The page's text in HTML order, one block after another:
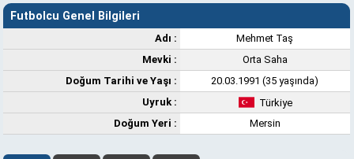
Futbolcu Genel Bilgileri
Adı :
Mehmet Taş
Mevki :
Orta Saha
Doğum Tarihi ve Yaşı :
20.03.1991 (35 yaşında)
Uyruk :
Türkiye
Doğum Yeri :
Mersin